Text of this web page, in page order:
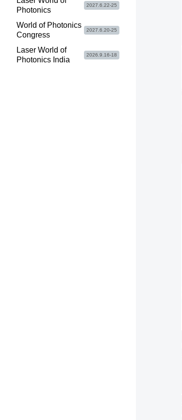
Photonics
2027.6.22-25
World of Photonics
Congress
2027.6.20-25
Laser World of
Photonics India
2026.9.16-18